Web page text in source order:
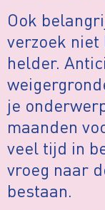
Ook
verzoek
helder.
je
maanden
veel tijd in
vroeg naar
bestaan.